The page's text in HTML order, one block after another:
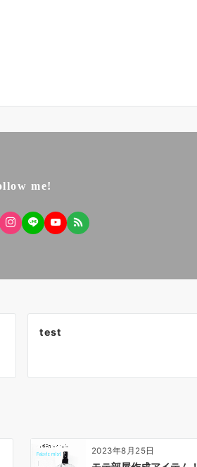
me!
test
2023年8月25日